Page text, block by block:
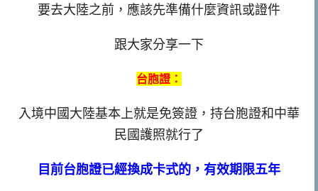
要去大陸之前，應該先準備什麼資訊或證件
跟大家分享一下
台胞證：
入境中國大陸基本上就是免簽證，持台胞證和中華
民國護照就行了
目前台胞證已經換成卡式的，有效期限五年